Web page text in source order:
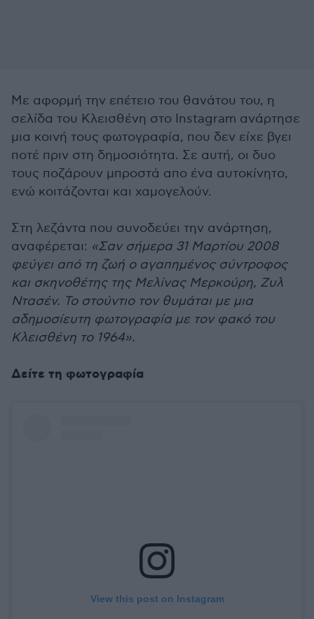
Με αφορμή την επέτειο του θανάτου του, η
σελίδα του Κλεισθένη στο Instagram ανάρτησε
μια κοινή τους φωτογραφία, που δεν είχε βγει
ποτέ πριν στη δημοσιότητα. Σε αυτή, οι δυο
τους ποζάρουν μπροστά απο ένα αυτοκίνητο,
ενώ κοιτάζονται και χαμογελούν.
Στη λεζάντα που συνοδεύει την ανάρτηση,
αναφέρεται: «Σαν σήμερα 31 Μαρτίου 2008
φεύγει από τη ζωή ο αγαπημένος σύντροφος
και σκηνοθέτης της Μελίνας Μερκούρη, Ζυλ
Ντασέν. Το στούντιο τον θυμάται με μια
αδημοσίευτη φωτογραφία με τον φακό του
Κλεισθένη το 1964».
Δείτε τη φωτογραφία
View this post on Instagram